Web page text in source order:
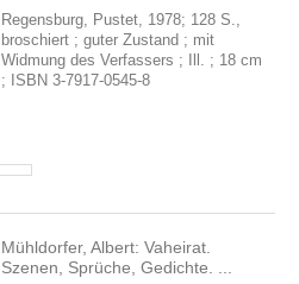
Regensburg, Pustet, 1978; 128 S.,
broschiert ; guter Zustand ; mit
Widmung des Verfassers ; Ill. ; 18 cm
; ISBN 3-7917-0545-8
Mühldorfer, Albert: Vaheirat.
Szenen, Sprüche, Gedichte. ...